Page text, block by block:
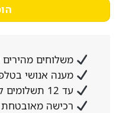
משלוחים מהירים
מענה אנושי
עד 12 תשלומים ללא ריבית והצמדה
רכישה מאובטחת